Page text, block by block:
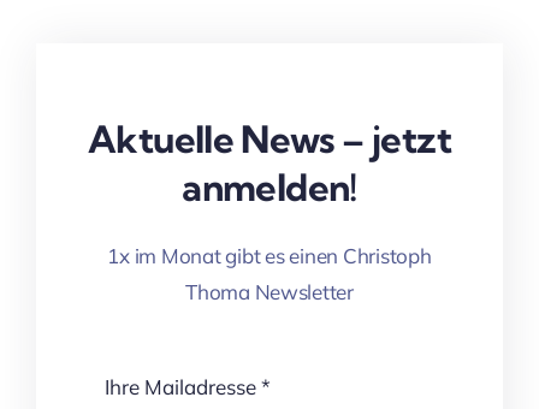
Aktuelle News – jetzt
anmelden!
1x im Monat gibt es einen Christoph
Thoma Newsletter